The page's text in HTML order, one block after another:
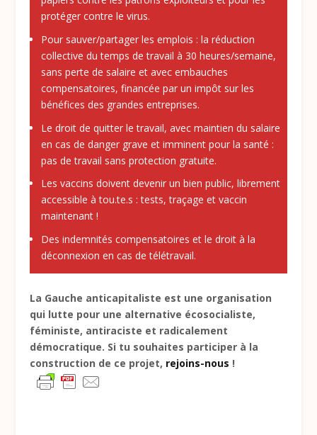
protéger contre le virus.
Pour sauver/partager les emplois : la réduction
collective du temps de travail à 30 heures/semaine,
sans perte de salaire et avec embauches
compensatoires, financée par un impôt sur les
bénéfices des grandes entreprises.
Le droit de quitter le travail, avec maintien du salaire
en cas de danger grave et imminent pour la santé :
pas de travail sans protection gratuite.
Les vaccins doivent devenir un bien public, librement
accessible à tou.te.s : tests, traçage et vaccin
maintenant !
Des indemnités compensatoires et le droit à la
déconnexion en cas de télétravail.
La Gauche anticapitaliste est une organisation
qui lutte pour une alternative écosocialiste,
féministe, antiraciste et radicalement
démocratique. Si tu souhaites participer à la
construction de ce projet, rejoins-nous !